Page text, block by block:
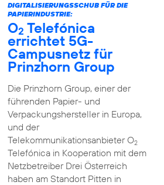
DIGITALISIERUNGSSCHUB FÜR DIE
PAPIERINDUSTRIE:
O2 Telefónica
errichtet 5G-
Campusnetz für
Prinzhorn Group
Die Prinzhorn Group, einer der
führenden Papier- und
Verpackungshersteller in Europa,
und der
Telekommunikationsanbieter O2
Telefónica in Kooperation mit dem
Netzbetreiber Drei Österreich
haben am Standort Pitten in